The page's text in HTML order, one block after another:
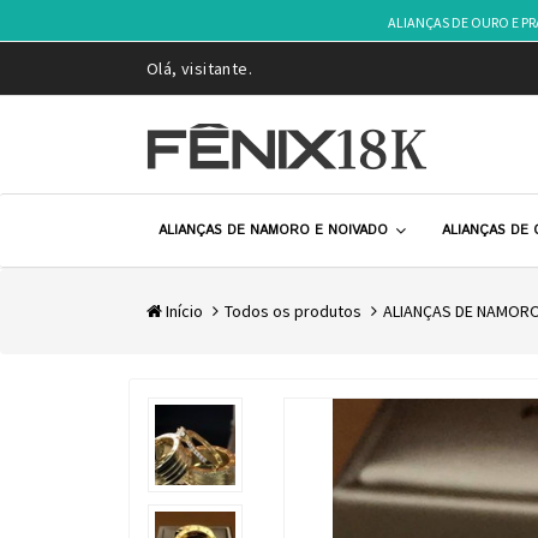
ALIANÇAS DE OURO E
Olá, visitante.
ALIANÇAS DE NAMORO E NOIVADO ALIANÇAS DE
Início Todos os produtos ALIANÇAS DE